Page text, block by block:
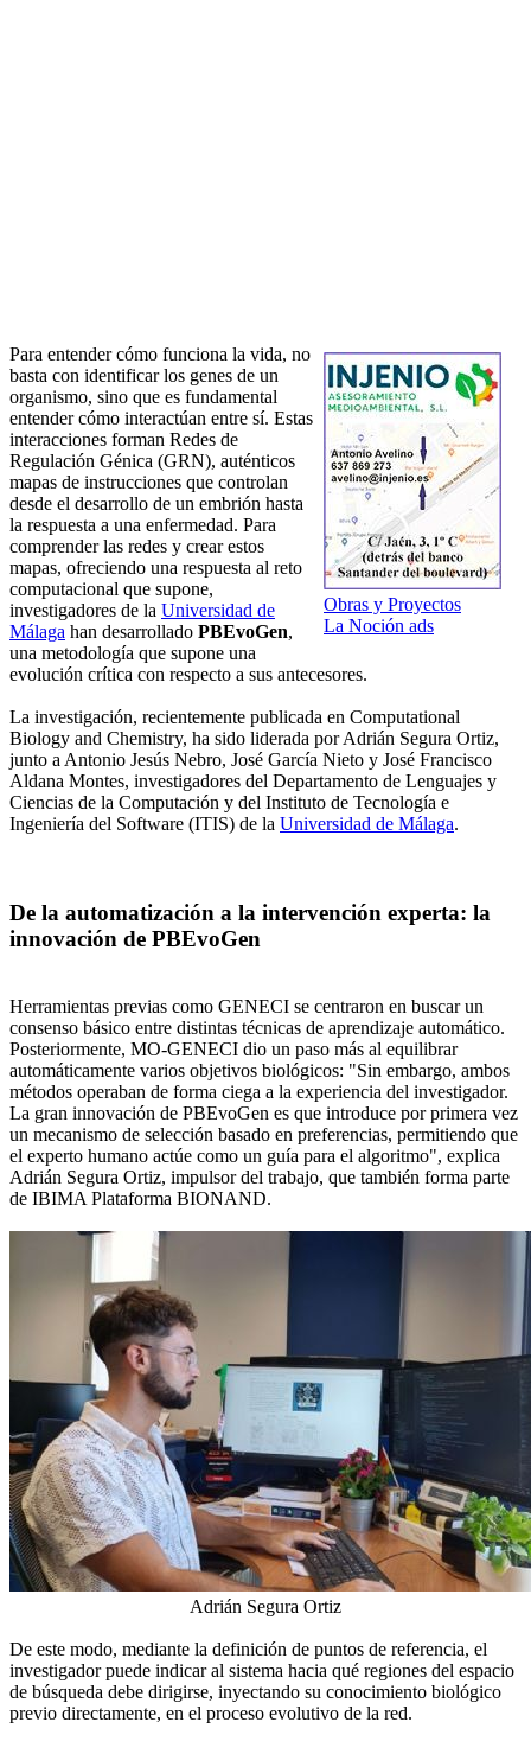
Obras y Proyectos
La Noción ads
Para entender cómo funciona la vida, no
basta con identificar los genes de un
organismo, sino que es fundamental
entender cómo interactúan entre sí. Estas
interacciones forman Redes de
Regulación Génica (GRN), auténticos
mapas de instrucciones que controlan
desde el desarrollo de un embrión hasta
la respuesta a una enfermedad. Para
comprender las redes y crear estos
mapas, ofreciendo una respuesta al reto
computacional que supone,
investigadores de la Universidad de
Málaga han desarrollado PBEvoGen,
una metodología que supone una
evolución crítica con respecto a sus antecesores.
La investigación, recientemente publicada en Computational
Biology and Chemistry, ha sido liderada por Adrián Segura Ortiz,
junto a Antonio Jesús Nebro, José García Nieto y José Francisco
Aldana Montes, investigadores del Departamento de Lenguajes y
Ciencias de la Computación y del Instituto de Tecnología e
Ingeniería del Software (ITIS) de la Universidad de Málaga.
De la automatización a la intervención experta: la
innovación de PBEvoGen
Herramientas previas como GENECI se centraron en buscar un
consenso básico entre distintas técnicas de aprendizaje automático.
Posteriormente, MO-GENECI dio un paso más al equilibrar
automáticamente varios objetivos biológicos: "Sin embargo, ambos
métodos operaban de forma ciega a la experiencia del investigador.
La gran innovación de PBEvoGen es que introduce por primera vez
un mecanismo de selección basado en preferencias, permitiendo que
el experto humano actúe como un guía para el algoritmo", explica
Adrián Segura Ortiz, impulsor del trabajo, que también forma parte
de IBIMA Plataforma BIONAND.
Adrián Segura Ortiz
De este modo, mediante la definición de puntos de referencia, el
investigador puede indicar al sistema hacia qué regiones del espacio
de búsqueda debe dirigirse, inyectando su conocimiento biológico
previo directamente, en el proceso evolutivo de la red.